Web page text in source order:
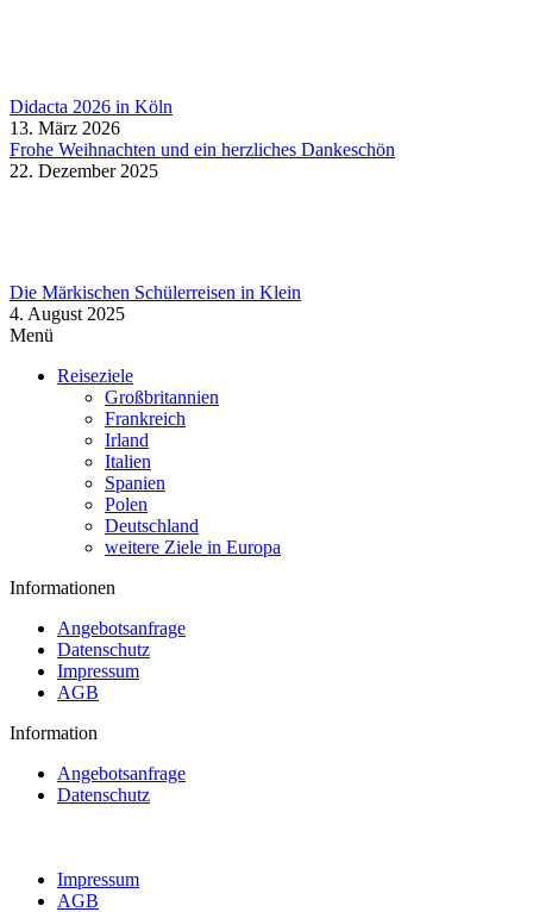
Didacta 2026 in Köln
13. März 2026
Frohe Weihnachten und ein herzliches Dankeschön
22. Dezember 2025
Die Märkischen Schülerreisen in Klein
4. August 2025
Menü
Reiseziele
Großbritannien
Frankreich
Irland
Italien
Spanien
Polen
Deutschland
weitere Ziele in Europa
Informationen
Angebotsanfrage
Datenschutz
Impressum
AGB
Information
Angebotsanfrage
Datenschutz
Impressum
AGB